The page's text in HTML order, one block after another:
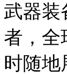
武器装
者，全
时随地